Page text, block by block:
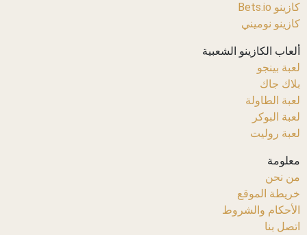
كازينو Bets.io
كازينو نوميني
ألعاب الكازينو الشعبية
لعبة بينجو
بلاك جاك
لعبة الطاولة
لعبة البوكر
لعبة روليت
معلومة
من نحن
خريطة الموقع
الأحكام والشروط
اتصل بنا